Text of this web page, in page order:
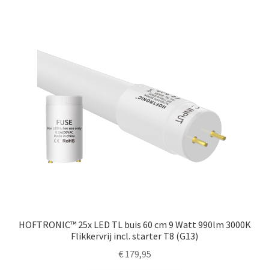
HOFTRONIC™ 25x LED TL buis 60 cm 9 Watt 990lm 3000K
Flikkervrij incl. starter T8 (G13)
€179,95